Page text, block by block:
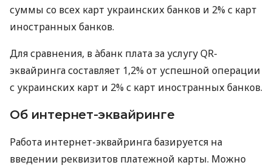
суммы со всех карт украинских банков и 2% с карт
иностранных банков.
Для сравнения, в àбанк плата за услугу QR-
эквайринга составляет 1,2% от успешной операции
с украинских карт и 2% с карт иностранных банков.
Об интернет-эквайринге
Работа интернет-эквайринга базируется на
введении реквизитов платежной карты. Можно